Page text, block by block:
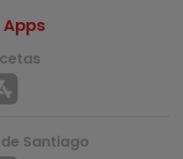
Santiago